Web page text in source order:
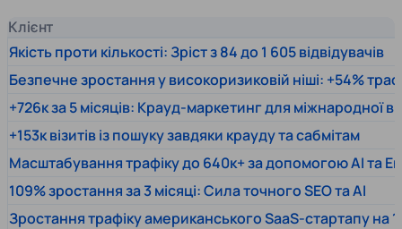
Клієнт
Якість проти кількості: Зріст з 84 до 1 605 відвідувачів
Безпечне зростання у високоризиковій ніші: +54%
+726к за 5 місяців: Крауд-маркетинг для міжнародної
+153к візитів із пошуку завдяки крауду та сабмітам
Масштабування трафіку до 640к+ за допомогою AI та
109% зростання за 3 місяці: Сила точного SEO та AI
Зростання трафіку американського SaaS-стартапу на